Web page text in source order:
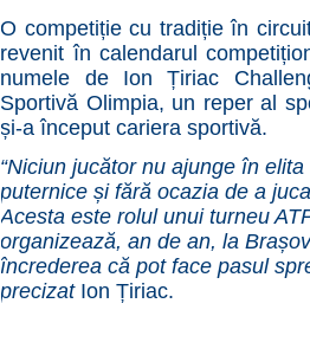
O competiție cu tradiție în
revenit în calendarul
numele de Ion Țiriac
Sportivă Olimpia, un reper al
și-a început cariera sportivă.
“Niciun jucător nu ajunge în
puternice și fără ocazia de a
Acesta este rolul unui turneu
organizează, an de an, la
încrederea că pot face pasul
precizat Ion Țiriac.